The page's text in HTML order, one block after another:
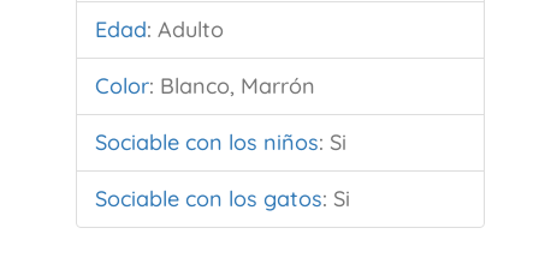
Edad: Adulto
Color: Blanco, Marrón
Sociable con los niños: Si
Sociable con los gatos: Si